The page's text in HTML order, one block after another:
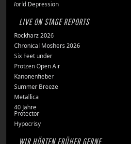
New World Depression
LIVE ON STAGE REPORTS
Rockharz 2026
Chronical Moshers 2026
Six Feet under
Protzen Open Air
Kanonenfieber
Summer Breeze
Metallica
40 Jahre
Protector
Hypocrisy
WIR HÖRTEN FRÜHER GERNE